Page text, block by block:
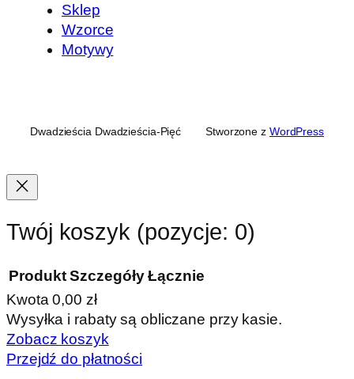
Sklep
Wzorce
Motywy
Dwadzieścia Dwadzieścia-Pięć Stworzone z WordPress
Twój koszyk (pozycje: 0)
Produkty
w
koszyku
Produkt Szczegóły Łącznie
Kwota0,00 zł
Wysyłka i rabaty są obliczane przy kasie.
Zobacz koszyk
Przejdź do płatności